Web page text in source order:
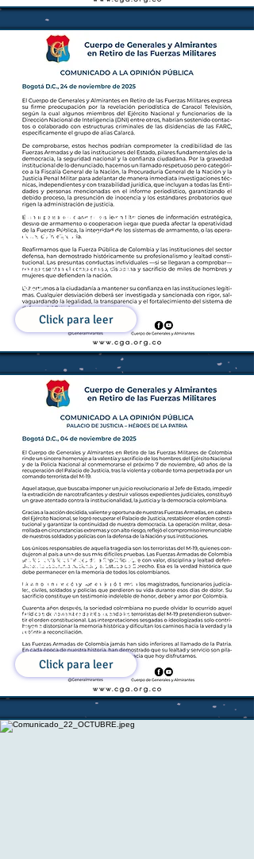
Comunicado a la
Opinión Pública
24 de Noviembre de
2025
Click para leer
Comunicado a la
Opinión Pública
04 de Noviembre de
2025
Click para leer